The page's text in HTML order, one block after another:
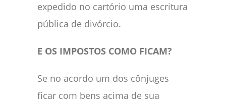
expedido no cartório uma escritura
pública de divórcio.
E OS IMPOSTOS COMO FICAM?
Se no acordo um dos cônjuges
ficar com bens acima de sua